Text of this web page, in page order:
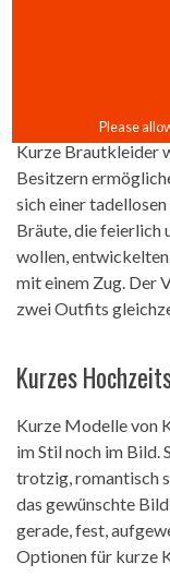
Kurze Brautkleider
Besitzern
sich einer
Bräute, die feierlich
wollen,
mit einem Zug. Der
zwei Outfits
Kurzes
Kurze Modelle von
im Stil noch im Bild.
trotzig, romantisch
das gewünschte
gerade, fest,
Optionen für kurze